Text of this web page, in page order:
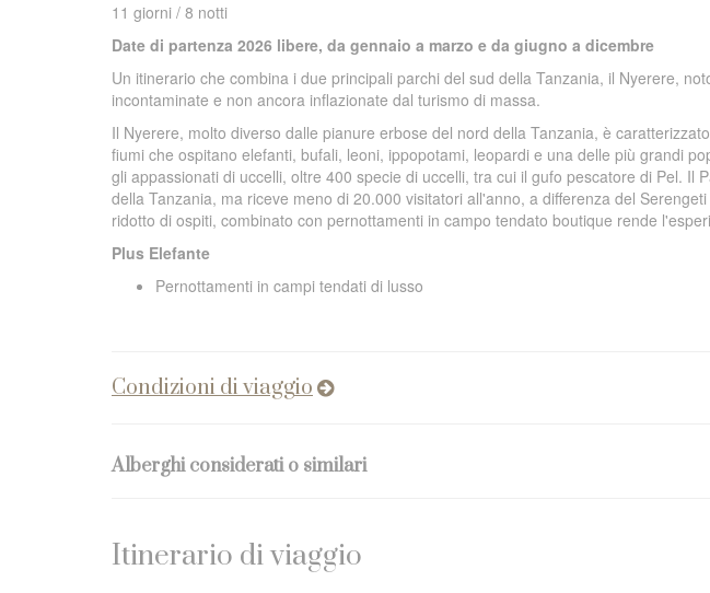
11 giorni / 8 notti
Date di partenza 2026 libere, da gennaio a marzo e da giugno a dicembre
Un itinerario che combina i due principali parchi del sud della Tanzania, il Nyerere,
incontaminate e non ancora inflazionate dal turismo di massa.
Il Nyerere, molto diverso dalle pianure erbose del nord della Tanzania, è
fiumi che ospitano elefanti, bufali, leoni, ippopotami, leopardi e una delle più grandi
gli appassionati di uccelli, oltre 400 specie di uccelli, tra cui il gufo pescatore di Pel. Il
della Tanzania, ma riceve meno di 20.000 visitatori all'anno, a differenza del
ridotto di ospiti, combinato con pernottamenti in campo tendato boutique rende
Plus Elefante
Pernottamenti in campi tendati di lusso
Condizioni di viaggio
Alberghi considerati o similari
Itinerario di viaggio